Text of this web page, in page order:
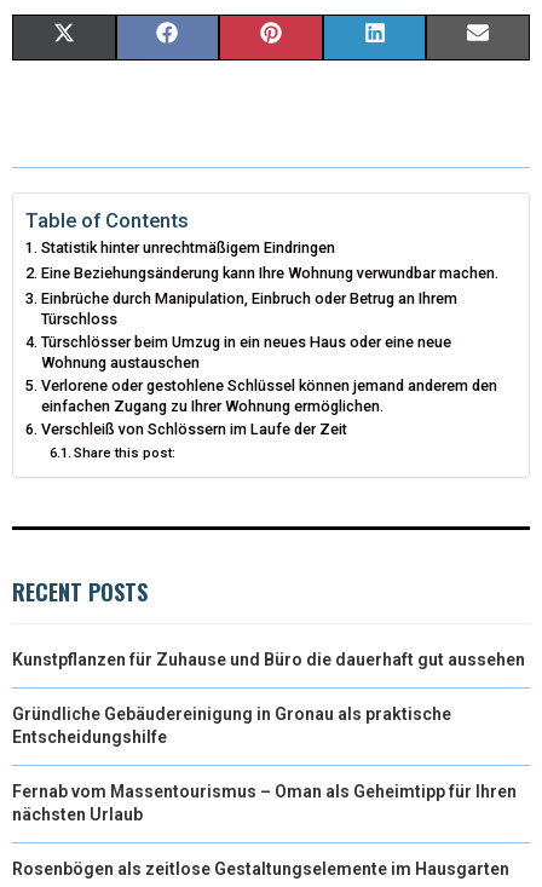
W
T
T
E
R
)
E
O
O
K
T
R
E
S
T
K
I
N
I
Table of Contents
Statistik hinter unrechtmäßigem Eindringen
Eine Beziehungsänderung kann Ihre Wohnung verwundbar machen.
Einbrüche durch Manipulation, Einbruch oder Betrug an Ihrem
Türschloss
Türschlösser beim Umzug in ein neues Haus oder eine neue
Wohnung austauschen
Verlorene oder gestohlene Schlüssel können jemand anderem den
einfachen Zugang zu Ihrer Wohnung ermöglichen.
Verschleiß von Schlössern im Laufe der Zeit
Share this post:
RECENT POSTS
Kunstpflanzen für Zuhause und Büro die dauerhaft gut aussehen
Gründliche Gebäudereinigung in Gronau als praktische
Entscheidungshilfe
Fernab vom Massentourismus – Oman als Geheimtipp für Ihren
nächsten Urlaub
Rosenbögen als zeitlose Gestaltungselemente im Hausgarten